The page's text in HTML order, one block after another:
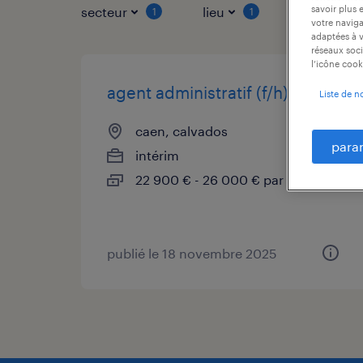
secteur 1 lieu 1 type de
agent administratif (f/h)
caen, calvados
intérim
22 900 € - 26 000 € par année
publié le 18 novembre 2025
savoir plus
votre
adaptées à
réseaux
l’icône
Liste de